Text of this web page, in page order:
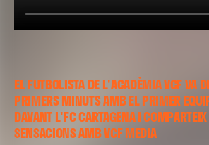
EL FUTBOLISTA DE L'ACADÈMIA VCF VA
PRIMERS MINUTS AMB EL PRIMER
DAVANT L'FC CARTAGENA I
SENSACIONS AMB VCF MEDIA